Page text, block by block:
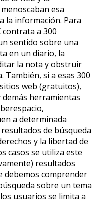
esa
la información. Para
contrata a 300
sentido sobre una
en un diario, la
la nota y obstruir
si a esas 300
web (gratuitos),
demás herramientas
a determinada
de búsqueda
y la libertad de
casos se utiliza este
resultados
debemos comprender
sobre un tema
usuarios se limita a